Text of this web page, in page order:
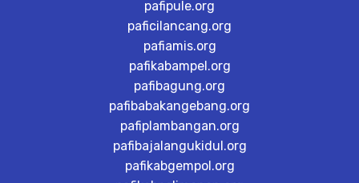
pafipule.org
paficilancang.org
pafiamis.org
pafikabampel.org
pafibagung.org
pafibabakangebang.org
pafiplambangan.org
pafibajalangukidul.org
pafikabgempol.org